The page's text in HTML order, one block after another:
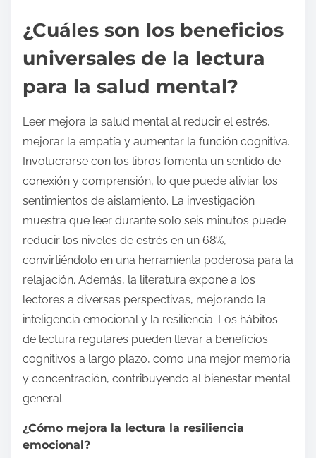
¿Cuáles son los beneficios
universales de la lectura
para la salud mental?
Leer mejora la salud mental al reducir el estrés,
mejorar la empatía y aumentar la función cognitiva.
Involucrarse con los libros fomenta un sentido de
conexión y comprensión, lo que puede aliviar los
sentimientos de aislamiento. La investigación
muestra que leer durante solo seis minutos puede
reducir los niveles de estrés en un 68%,
convirtiéndolo en una herramienta poderosa para la
relajación. Además, la literatura expone a los
lectores a diversas perspectivas, mejorando la
inteligencia emocional y la resiliencia. Los hábitos
de lectura regulares pueden llevar a beneficios
cognitivos a largo plazo, como una mejor memoria
y concentración, contribuyendo al bienestar mental
general.
¿Cómo mejora la lectura la resiliencia
emocional?